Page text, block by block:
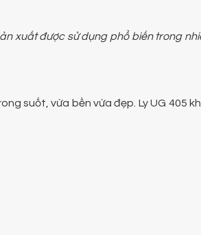
xuất được sử dụng phổ biến trong
suốt, vừa bền vừa đẹp. Ly UG